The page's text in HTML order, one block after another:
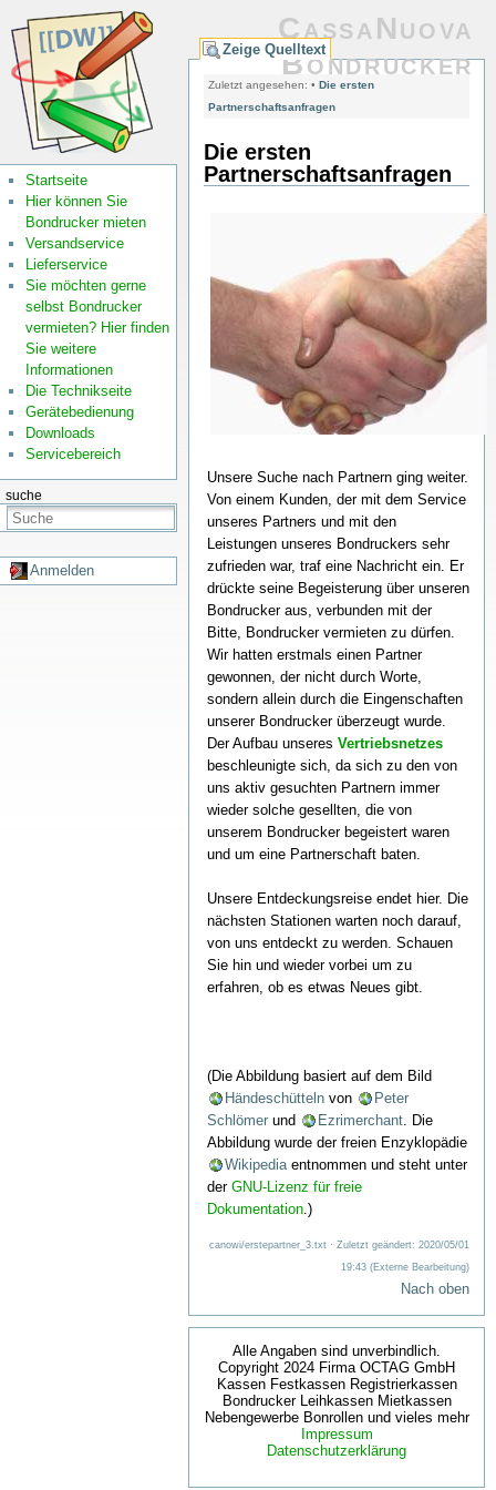
Startseite
Hier können Sie
Bondrucker mieten
Versandservice
Lieferservice
Sie möchten gerne
selbst Bondrucker
vermieten? Hier finden
Sie weitere
Informationen
Die Technikseite
Gerätebedienung
Downloads
Servicebereich
suche
Anmelden
CassaNuova
Bondrucker
Zeige Quelltext
Zuletzt angesehen: • Die ersten
Partnerschaftsanfragen
Die ersten
Partnerschaftsanfragen
Unsere Suche nach Partnern ging weiter.
Von einem Kunden, der mit dem Service
unseres Partners und mit den
Leistungen unseres Bondruckers sehr
zufrieden war, traf eine Nachricht ein. Er
drückte seine Begeisterung über unseren
Bondrucker aus, verbunden mit der
Bitte, Bondrucker vermieten zu dürfen.
Wir hatten erstmals einen Partner
gewonnen, der nicht durch Worte,
sondern allein durch die Eingenschaften
unserer Bondrucker überzeugt wurde.
Der Aufbau unseres Vertriebsnetzes
beschleunigte sich, da sich zu den von
uns aktiv gesuchten Partnern immer
wieder solche gesellten, die von
unserem Bondrucker begeistert waren
und um eine Partnerschaft baten.
Unsere Entdeckungsreise endet hier. Die
nächsten Stationen warten noch darauf,
von uns entdeckt zu werden. Schauen
Sie hin und wieder vorbei um zu
erfahren, ob es etwas Neues gibt.
(Die Abbildung basiert auf dem Bild
Händeschüttelnvon
Peter
Schlömerund Ezrimerchant. Die
Abbildung wurde der freien Enzyklopädie
Wikipediaentnommen und steht unter
der GNU-Lizenz für freie
Dokumentation.)
canowi/erstepartner_3.txt · Zuletzt geändert: 2020/05/01
19:43 (Externe Bearbeitung)
Nach oben
Alle Angaben sind unverbindlich.
Copyright 2024 Firma OCTAG GmbH
Kassen Festkassen Registrierkassen
Bondrucker Leihkassen Mietkassen
Nebengewerbe Bonrollen und vieles mehr
Impressum
Datenschutzerklärung